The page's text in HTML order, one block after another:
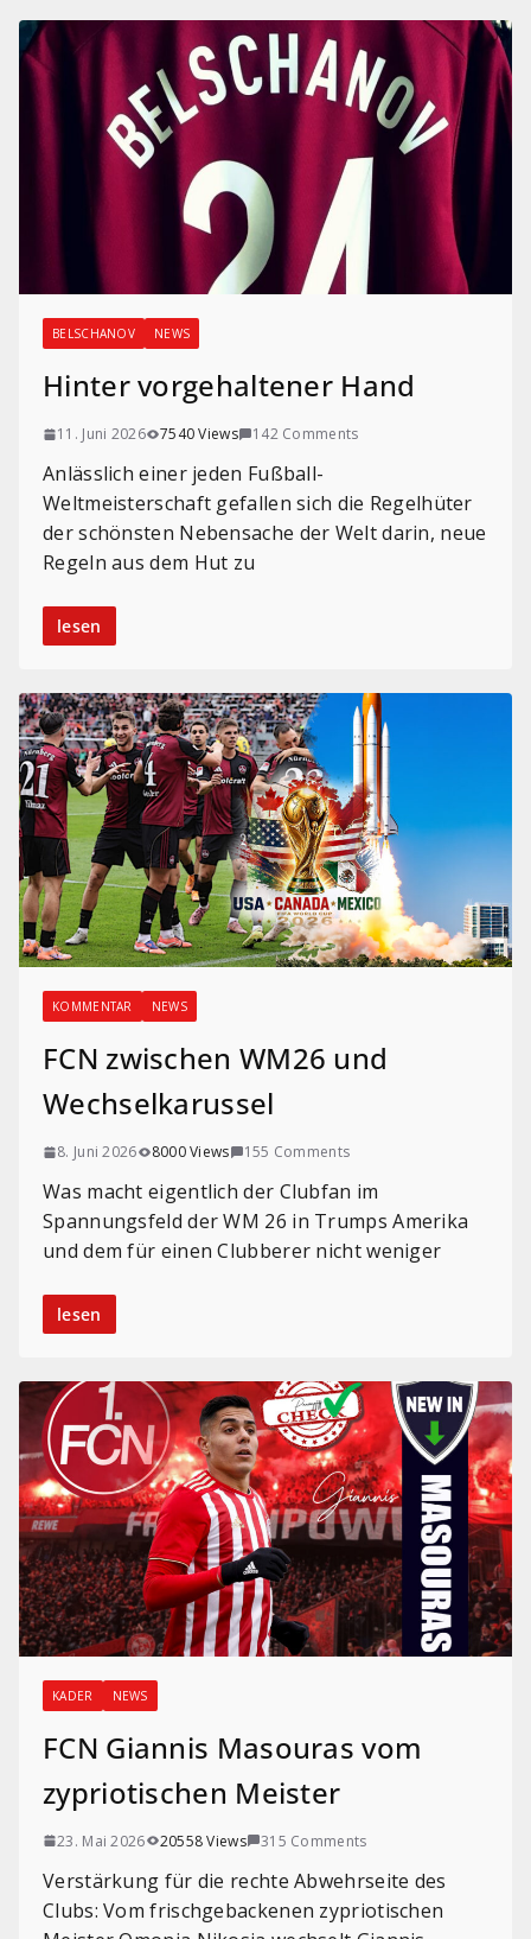
BELSCHANOV NEWS
Hinter vorgehaltener Hand
11. Juni 2026 7540 Views 142 Comments
Anlässlich einer jeden Fußball-
Weltmeisterschaft gefallen sich die Regelhüter
der schönsten Nebensache der Welt darin, neue
Regeln aus dem Hut zu
lesen
KOMMENTAR NEWS
FCN zwischen WM26 und
Wechselkarussel
8. Juni 2026 8000 Views 155 Comments
Was macht eigentlich der Clubfan im
Spannungsfeld der WM 26 in Trumps Amerika
und dem für einen Clubberer nicht weniger
lesen
KADER NEWS
FCN Giannis Masouras vom
zypriotischen Meister
23. Mai 2026 20558 Views 315 Comments
Verstärkung für die rechte Abwehrseite des
Clubs: Vom frischgebackenen zypriotischen